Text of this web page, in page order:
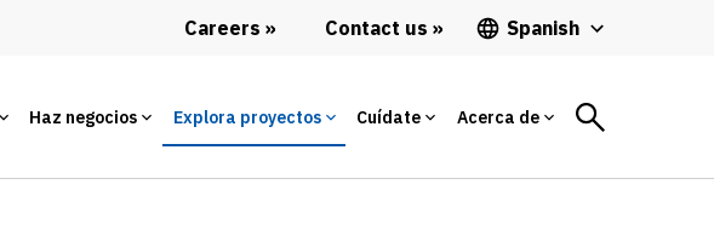
Careers Contact us Spanish
Haz negocios Explora proyectos Cuídate Acerca de